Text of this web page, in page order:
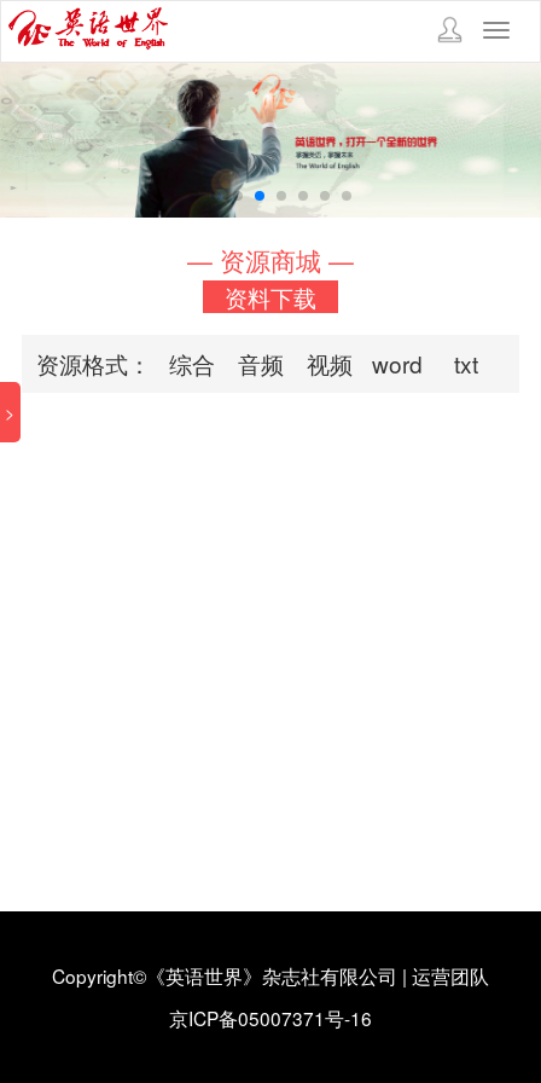
— 资源商城 —
资料下载
>
资源格式： 综合 音频 视频 word txt
Copyright©《英语世界》杂志社有限公司 | 运营团队
京ICP备05007371号-16